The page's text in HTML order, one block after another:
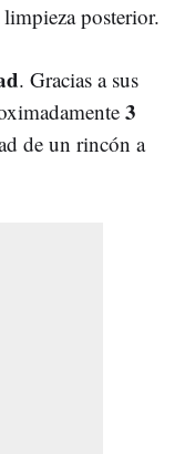
posterior.
. Gracias a sus
3
de un rincón a